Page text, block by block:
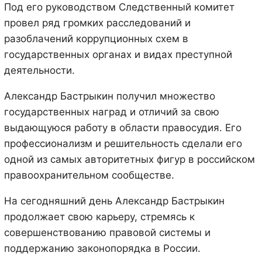
Под его руководством Следственный комитет
провел ряд громких расследований и
разоблачений коррупционных схем в
государственных органах и видах преступной
деятельности.
Александр Бастрыкин получил множество
государственных наград и отличий за свою
выдающуюся работу в области правосудия. Его
профессионализм и решительность сделали его
одной из самых авторитетных фигур в российском
правоохранительном сообществе.
На сегодняшний день Александр Бастрыкин
продолжает свою карьеру, стремясь к
совершенствованию правовой системы и
поддержанию законопорядка в России.